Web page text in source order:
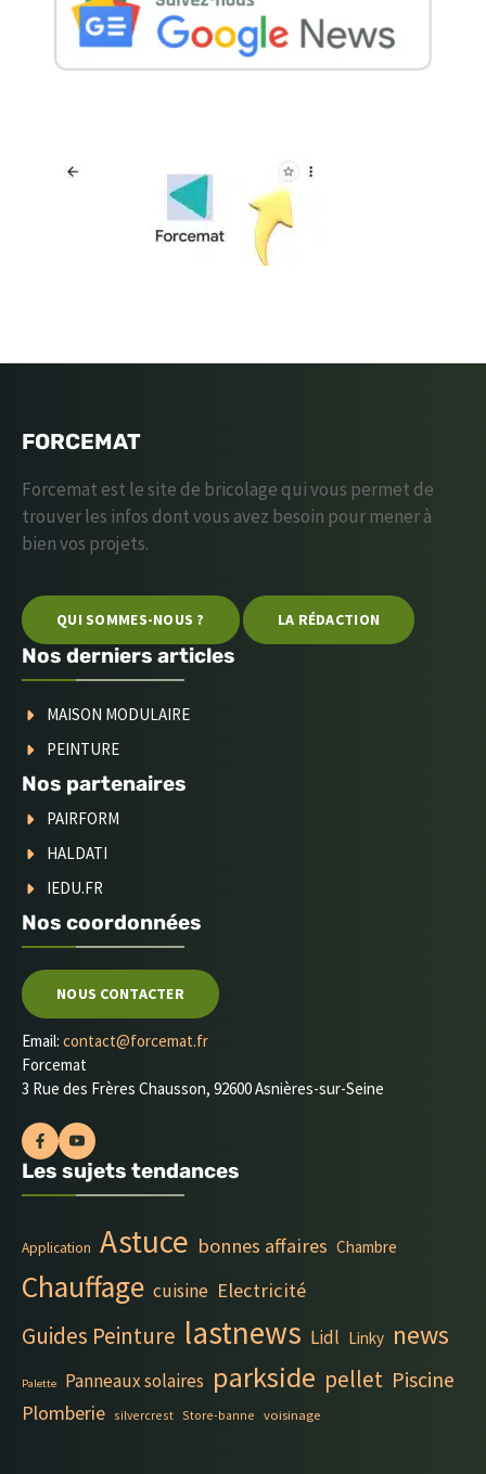
FORCEMAT
Forcemat est le site de bricolage qui vous permet de
trouver les infos dont vous avez besoin pour mener à
bien vos projets.
QUI SOMMES-NOUS ? LA RÉDACTION
Nos derniers articles
MAISON MODULAIRE
PEINTURE
Nos partenaires
PAIRFORM
HALDATI
IEDU.FR
Nos coordonnées
NOUS CONTACTER
Email: contact@forcemat.fr
Forcemat
3 Rue des Frères Chausson, 92600 Asnières-sur-Seine
Les sujets tendances
Application Astuce bonnes affaires Chambre
Chauffage cuisine Electricité
Guides Peinture lastnews Lidl Linky news
Palette Panneaux solaires parkside pellet Piscine
Plomberie silvercrest Store-banne voisinage